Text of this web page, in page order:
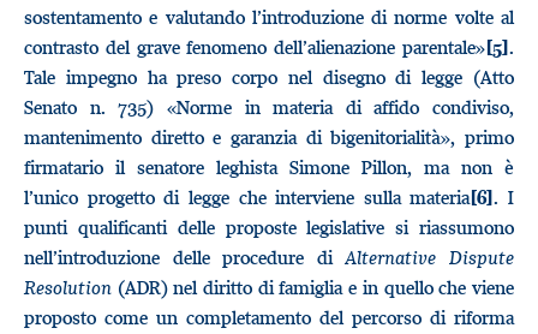
sostentamento e valutando l’introduzione di norme volte al
contrasto del grave fenomeno dell’alienazione parentale»[5].
Tale impegno ha preso corpo nel disegno di legge (Atto
Senato n. 735) «Norme in materia di affido condiviso,
mantenimento diretto e garanzia di bigenitorialità», primo
firmatario il senatore leghista Simone Pillon, ma non è
l’unico progetto di legge che interviene sulla materia[6]. I
punti qualificanti delle proposte legislative si riassumono
nell’introduzione delle procedure diAlternative Dispute
Resolution (ADR) nel diritto di famiglia e in quello che viene
proposto come un completamento del percorso di riforma